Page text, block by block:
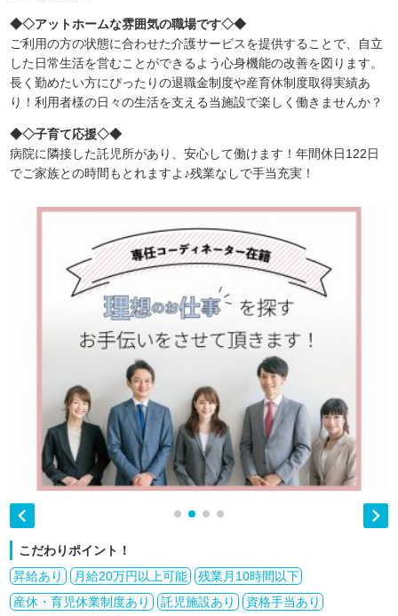
◆◇アットホームな雰囲気の職場です◇◆
ご利用の方の状態に合わせた介護サービスを提供することで、自立
した日常生活を営むことができるよう心身機能の改善を図ります。
長く勤めたい方にぴったりの退職金制度や産育休制度取得実績あ
り！利用者様の日々の生活を支える当施設で楽しく働きませんか？
◆◇子育て応援◇◆
病院に隣接した託児所があり、安心して働けます！年間休日122日
でご家族との時間もとれますよ♪残業なしで手当充実！
 
こだわりポイント！
昇給あり
月給20万円以上可能
残業月10時間以下
産休・育児休業制度あり
託児施設あり
資格手当あり